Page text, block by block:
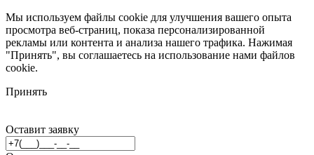
Мы используем файлы cookie для улучшения вашего опыта
просмотра веб-страниц, показа персонализированной
рекламы или контента и анализа нашего трафика. Нажимая
"Принять", вы соглашаетесь на использование нами файлов
cookie.
Принять
Оставит заявку